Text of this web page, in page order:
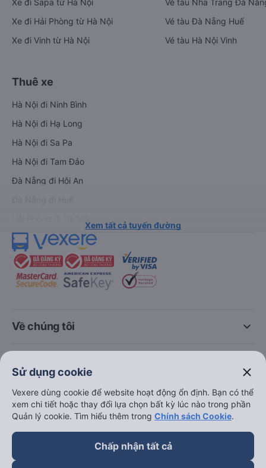
Xe đi Hải Phòng từ Hà Nội
Xe đi Vinh từ Hà Nội
Vé tàu Đà Nẵng Huế
Vé tàu Hà Nội Vinh
Thuê xe
Hà Nội đi Ninh Bình
Hà Nội đi Hạ Long
Hà Nội đi Sa Pa
Hà Nội đi Tam Đảo
Đà Nẵng đi Hội An
Xem tất cả tuyến đường
keyboard_arrow_down
Về chúng tôi
keyboard_arrow_down
Trở thành đối tác
Sử dụng cookie close
Vexere dùng cookie để website hoạt động ổn định. Bạn có thể
xem chi tiết hoặc thay đổi lựa chọn bất kỳ lúc nào trong phần
Quản lý cookie. Tìm hiểu thêm trong Chính sách Cookie.
Chấp nhận tất cả